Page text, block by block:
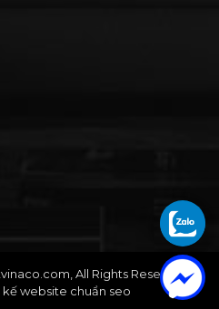
All Rights Reserved -
kế website chuẩn seo